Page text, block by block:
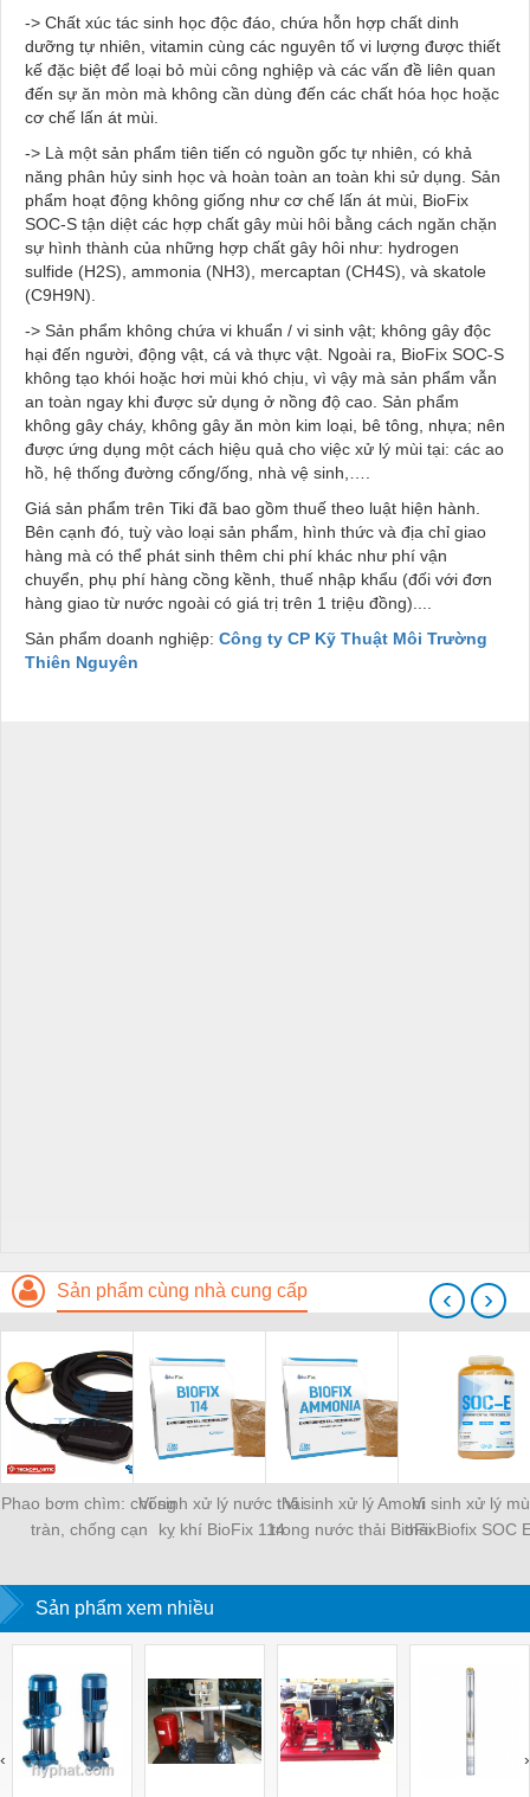
-> Chất xúc tác sinh học độc đáo, chứa hỗn hợp chất dinh
dưỡng tự nhiên, vitamin cùng các nguyên tố vi lượng được thiết
kế đặc biệt để loại bỏ mùi công nghiệp và các vấn đề liên quan
đến sự ăn mòn mà không cần dùng đến các chất hóa học hoặc
cơ chế lấn át mùi.
-> Là một sản phẩm tiên tiến có nguồn gốc tự nhiên, có khả
năng phân hủy sinh học và hoàn toàn an toàn khi sử dụng. Sản
phẩm hoạt động không giống như cơ chế lấn át mùi, BioFix
SOC-S tận diệt các hợp chất gây mùi hôi bằng cách ngăn chặn
sự hình thành của những hợp chất gây hôi như: hydrogen
sulfide (H2S), ammonia (NH3), mercaptan (CH4S), và skatole
(C9H9N).
-> Sản phẩm không chứa vi khuẩn / vi sinh vật; không gây độc
hại đến người, động vật, cá và thực vật. Ngoài ra, BioFix SOC-S
không tạo khói hoặc hơi mùi khó chịu, vì vậy mà sản phẩm vẫn
an toàn ngay khi được sử dụng ở nồng độ cao. Sản phẩm
không gây cháy, không gây ăn mòn kim loại, bê tông, nhựa; nên
được ứng dụng một cách hiệu quả cho việc xử lý mùi tại: các ao
hồ, hệ thống đường cống/ống, nhà vệ sinh,….
Giá sản phẩm trên Tiki đã bao gồm thuế theo luật hiện hành.
Bên cạnh đó, tuỳ vào loại sản phẩm, hình thức và địa chỉ giao
hàng mà có thể phát sinh thêm chi phí khác như phí vận
chuyển, phụ phí hàng cồng kềnh, thuế nhập khẩu (đối với đơn
hàng giao từ nước ngoài có giá trị trên 1 triệu đồng)....
Sản phẩm doanh nghiệp: Công ty CP Kỹ Thuật Môi Trường
Thiên Nguyên
Sản phẩm cùng nhà cung cấp
Phao bơm chìm: chống
tràn, chống cạn
Vi sinh xử lý nước thải
kỵ khí BioFix 114
Vi sinh xử lý Amoni
trong nước thải BioFix
Vi sinh xử lý
thải Biofix SOC
‹ ›
Sản phẩm xem nhiều
‹ ›